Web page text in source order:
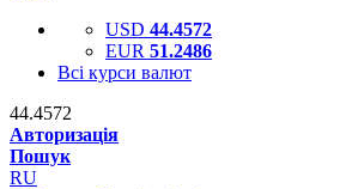
USD 44.4572
EUR 51.2486
Всі курси валют
44.4572
Авторизація
Пошук
RU